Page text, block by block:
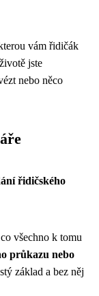
vám řidičák
jste
nebo něco
řidičského
všechno k tomu
průkazu nebo
základ a bez něj